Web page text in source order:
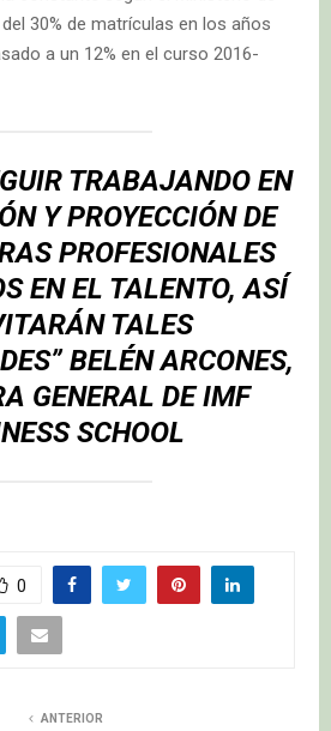
30% de matrículas en los años
a un 12% en el curso 2016-
TRABAJANDO EN
Y PROYECCIÓN DE
PROFESIONALES
EN EL TALENTO, ASÍ
TALES
BELÉN ARCONES,
GENERAL DE IMF
SCHOOL
0
ANTERIOR